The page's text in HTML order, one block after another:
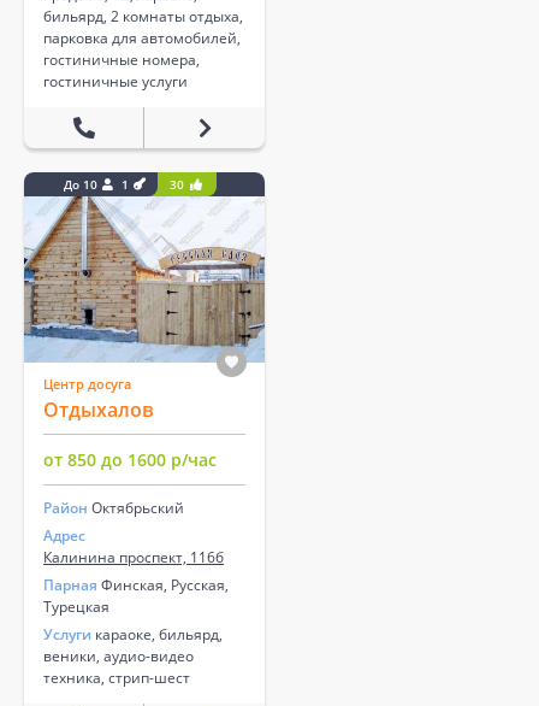
бильярд, 2 комнаты отдыха,
парковка для автомобилей,
гостиничные номера,
гостиничные услуги
До 10 1 30
Центр досуга
Отдыхалов
от 850 до 1600 р/час
Район Октябрьский
Адрес
Калинина проспект, 116б
Парная Финская, Русская,
Турецкая
Услуги караоке, бильярд,
веники, аудио-видео
техника, стрип-шест